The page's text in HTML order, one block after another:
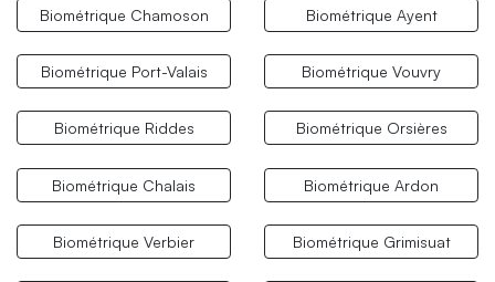
Biométrique Chamoson Biométrique Ayent
Biométrique Port-Valais Biométrique Vouvry
Biométrique Riddes Biométrique Orsières
Biométrique Chalais Biométrique Ardon
Biométrique Verbier Biométrique Grimisuat